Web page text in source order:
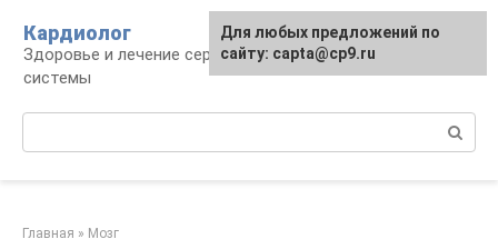
контенту
Кардиолог
Здоровье и лечение сердечно-сосудистой
системы
Главная » Мозг
Для любых предложений по
сайту: capta@cp9.ru